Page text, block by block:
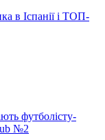
в Іспанії і ТОП-
футболісту-
№2